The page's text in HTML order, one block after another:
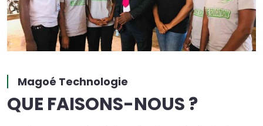
Magoé Technologie
QUE FAISONS-NOUS ?